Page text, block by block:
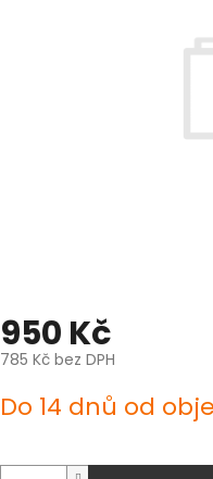
950 Kč
785 Kč bez DPH
cena:
Do 14 dnů od